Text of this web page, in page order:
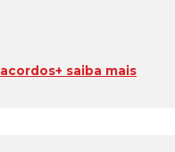
acordos+ saiba mais